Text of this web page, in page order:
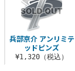
兵部京介 アンリミテ
ッドピンズ
¥1,320（税込）